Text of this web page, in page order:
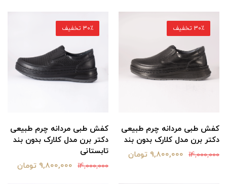
کفش طبی مردانه چرم طبیعی
دکتر برن مدل کلارک بدون بند
14,000,000 9,800,000 تومان
30٪ تخفیف
کفش طبی مردانه چرم طبیعی
دکتر برن مدل کلارک بدون بند
تابستانی
14,000,000 9,800,000 تومان
30٪ تخفیف